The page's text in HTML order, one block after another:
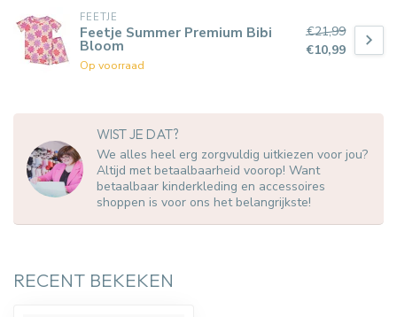
FEETJE
Feetje Summer Premium Bibi
Bloom
Op voorraad
€21,99
€10,99
WIST JE DAT?
We alles heel erg zorgvuldig uitkiezen voor jou?
Altijd met betaalbaarheid voorop! Want
betaalbaar kinderkleding en accessoires
shoppen is voor ons het belangrijkste!
RECENT BEKEKEN